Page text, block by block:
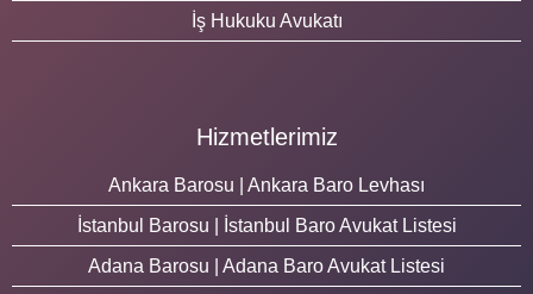
İş Hukuku Avukatı
Hizmetlerimiz
Ankara Barosu | Ankara Baro Levhası
İstanbul Barosu | İstanbul Baro Avukat Listesi
Adana Barosu | Adana Baro Avukat Listesi